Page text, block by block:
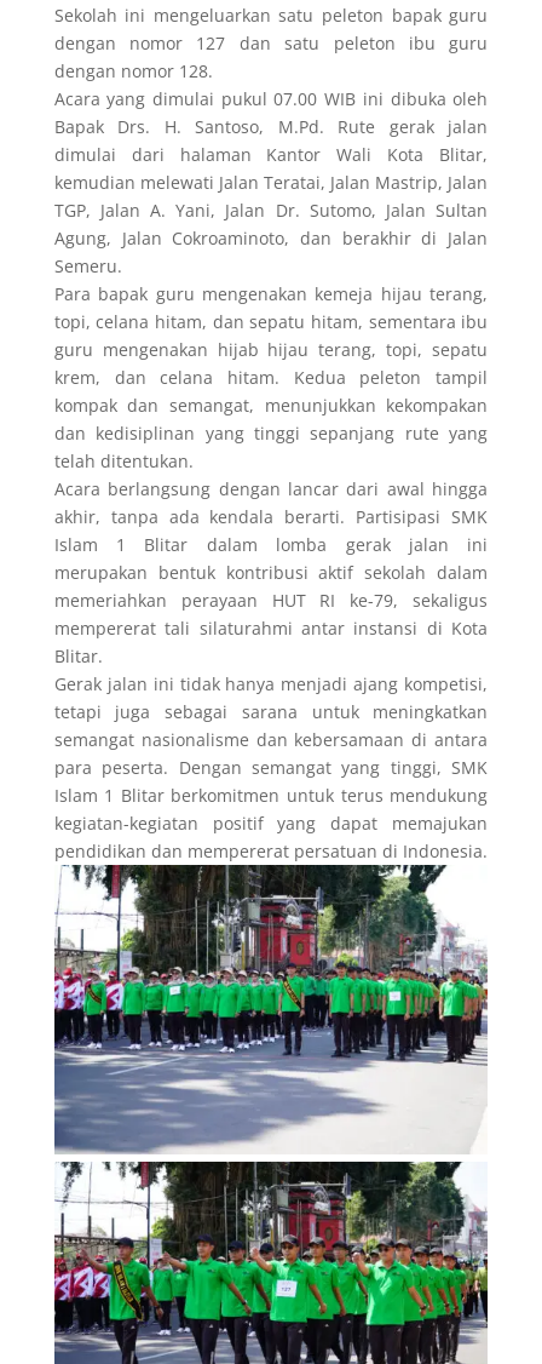
Sekolah ini mengeluarkan satu peleton bapak guru
dengan nomor 127 dan satu peleton ibu guru
dengan nomor 128.
Acara yang dimulai pukul 07.00 WIB ini dibuka oleh
Bapak Drs. H. Santoso, M.Pd. Rute gerak jalan
dimulai dari halaman Kantor Wali Kota Blitar,
kemudian melewati Jalan Teratai, Jalan Mastrip, Jalan
TGP, Jalan A. Yani, Jalan Dr. Sutomo, Jalan Sultan
Agung, Jalan Cokroaminoto, dan berakhir di Jalan
Semeru.
Para bapak guru mengenakan kemeja hijau terang,
topi, celana hitam, dan sepatu hitam, sementara ibu
guru mengenakan hijab hijau terang, topi, sepatu
krem, dan celana hitam. Kedua peleton tampil
kompak dan semangat, menunjukkan kekompakan
dan kedisiplinan yang tinggi sepanjang rute yang
telah ditentukan.
Acara berlangsung dengan lancar dari awal hingga
akhir, tanpa ada kendala berarti. Partisipasi SMK
Islam 1 Blitar dalam lomba gerak jalan ini
merupakan bentuk kontribusi aktif sekolah dalam
memeriahkan perayaan HUT RI ke-79, sekaligus
mempererat tali silaturahmi antar instansi di Kota
Blitar.
Gerak jalan ini tidak hanya menjadi ajang kompetisi,
tetapi juga sebagai sarana untuk meningkatkan
semangat nasionalisme dan kebersamaan di antara
para peserta. Dengan semangat yang tinggi, SMK
Islam 1 Blitar berkomitmen untuk terus mendukung
kegiatan-kegiatan positif yang dapat memajukan
pendidikan dan mempererat persatuan di Indonesia.